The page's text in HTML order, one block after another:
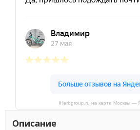
IHerbgroup.ru на карте Москвы —
Описание